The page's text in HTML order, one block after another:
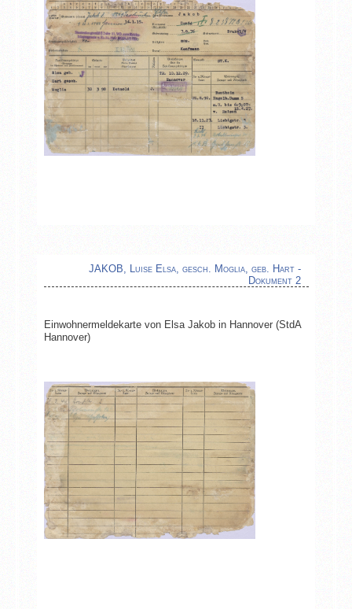
JAKOB, Luise Elsa, gesch. Moglia, geb. Hart -
Dokument 2
Einwohnermeldekarte von Elsa Jakob in Hannover (StdA
Hannover)